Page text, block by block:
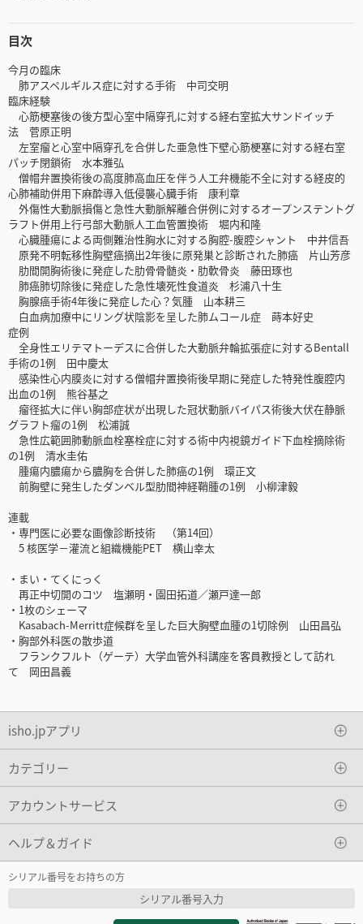
目次
今月の臨床
肺アスペルギルス症に対する手術 中司交明
臨床経験
心筋梗塞後の後方型心室中隔穿孔に対する経右室拡大サンドイッチ
法 菅原正明
左室瘤と心室中隔穿孔を合併した亜急性下壁心筋梗塞に対する経右室
パッチ閉鎖術 水本雅弘
僧帽弁置換術後の高度肺高血圧を伴う人工弁機能不全に対する経皮的
心肺補助併用下麻酔導入低侵襲心臓手術 康利章
外傷性大動脈損傷と急性大動脈解離合併例に対するオープンステントグ
ラフト併用上行弓部大動脈人工血管置換術 堀内和隆
心臓腫瘍による両側難治性胸水に対する胸腔-腹腔シャント 中井信吾
原発不明転移性胸壁癌摘出2年後に原発巣と診断された肺癌 片山芳彦
肋間開胸術後に発症した肋骨骨髄炎・肋軟骨炎 藤田琢也
肺癌肺切除後に発症した急性壊死性食道炎 杉浦八十生
胸腺癌手術4年後に発症した心？気腫 山本耕三
白血病加療中にリング状陰影を呈した肺ムコール症 蒔本好史
症例
全身性エリテマトーデスに合併した大動脈弁輪拡張症に対するBentall
手術の1例 田中慶太
感染性心内膜炎に対する僧帽弁置換術後早期に発症した特発性腹腔内
出血の1例 熊谷基之
瘤径拡大に伴い胸部症状が出現した冠状動脈バイパス術後大伏在静脈
グラフト瘤の1例 松浦誠
急性広範囲肺動脈血栓塞栓症に対する術中内視鏡ガイド下血栓摘除術
の1例 清水圭佑
腫瘍内膿瘍から膿胸を合併した肺癌の1例 環正文
前胸壁に発生したダンベル型肋間神経鞘腫の1例 小柳津毅
連載
・専門医に必要な画像診断技術 （第14回）
5 核医学－灌流と組織機能PET 横山幸太
・まい・てくにっく
再正中切開のコツ 塩瀬明・園田拓道／瀬戸達一郎
・1枚のシェーマ
Kasabach-Merritt症候群を呈した巨大胸壁血腫の1切除例 山田昌弘
・胸部外科医の散歩道
フランクフルト（ゲーテ）大学血管外科講座を客員教授として訪れ
て 岡田昌義
isho.jpアプリ
カテゴリー
アカウントサービス
ヘルプ＆ガイド
シリアル番号をお持ちの方
シリアル番号入力